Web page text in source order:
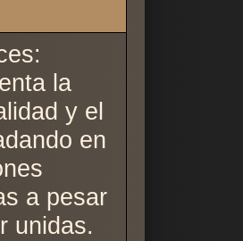
la
y el
en
a pesar
unidas.